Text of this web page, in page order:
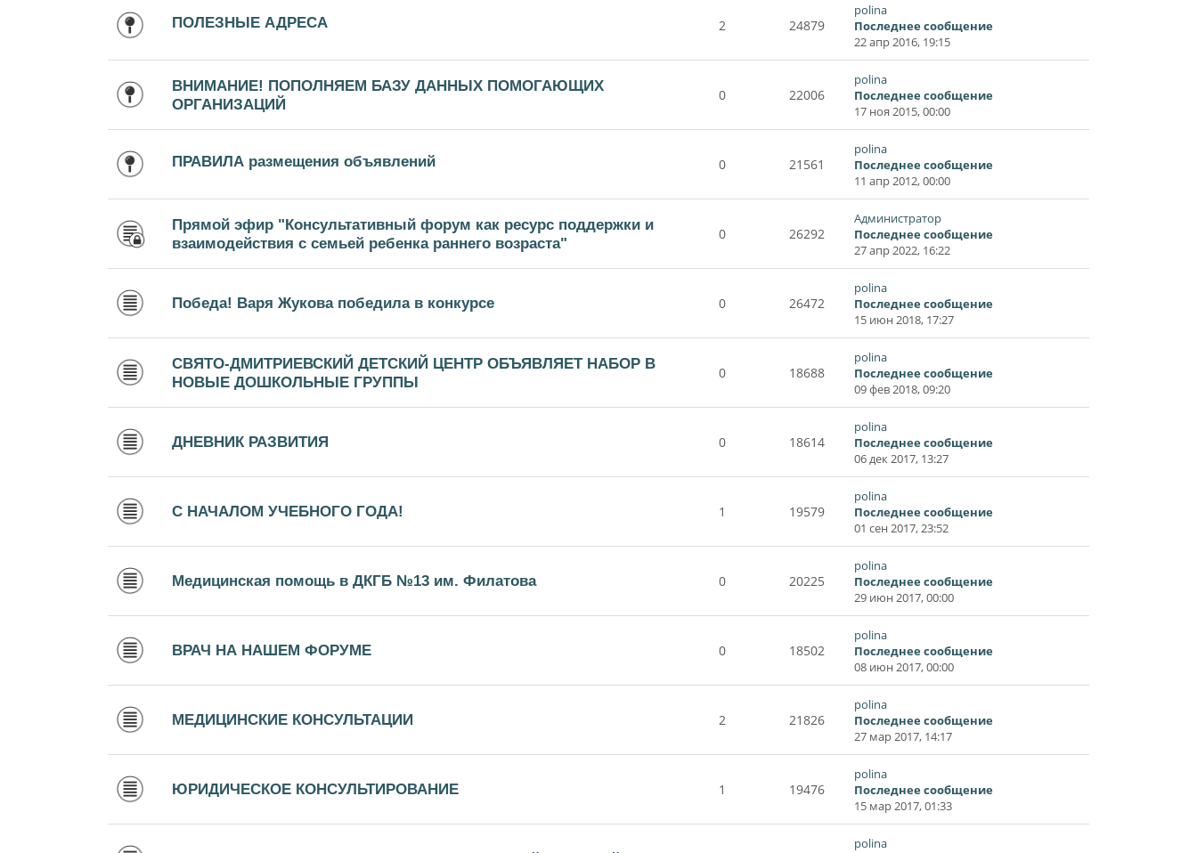
ПОЛЕЗНЫЕ АДРЕСА 2 24879
polina
Последнее сообщение
22 апр 2016, 19:15
ВНИМАНИЕ! ПОПОЛНЯЕМ БАЗУ ДАННЫХ ПОМОГАЮЩИХ
ОРГАНИЗАЦИЙ
0 22006
polina
Последнее сообщение
17 ноя 2015, 00:00
ПРАВИЛА размещения объявлений 0 21561
polina
Последнее сообщение
11 апр 2012, 00:00
Прямой эфир "Консультативный форум как ресурс поддержки и
взаимодействия с семьей ребенка раннего возраста"
0 26292
Администратор
Последнее сообщение
27 апр 2022, 16:22
Победа! Варя Жукова победила в конкурсе 0 26472
polina
Последнее сообщение
15 июн 2018, 17:27
СВЯТО-ДМИТРИЕВСКИЙ ДЕТСКИЙ ЦЕНТР ОБЪЯВЛЯЕТ НАБОР В
НОВЫЕ ДОШКОЛЬНЫЕ ГРУППЫ
0 18688
polina
Последнее сообщение
09 фев 2018, 09:20
ДНЕВНИК РАЗВИТИЯ 0 18614
polina
Последнее сообщение
06 дек 2017, 13:27
С НАЧАЛОМ УЧЕБНОГО ГОДА! 1 19579
polina
Последнее сообщение
01 сен 2017, 23:52
Медицинская помощь в ДКГБ №13 им. Филатова 0 20225
polina
Последнее сообщение
29 июн 2017, 00:00
ВРАЧ НА НАШЕМ ФОРУМЕ 0 18502
polina
Последнее сообщение
08 июн 2017, 00:00
МЕДИЦИНСКИЕ КОНСУЛЬТАЦИИ 2 21826
polina
Последнее сообщение
27 мар 2017, 14:17
ЮРИДИЧЕСКОЕ КОНСУЛЬТИРОВАНИЕ 1 19476
polina
Последнее сообщение
15 мар 2017, 01:33
polina